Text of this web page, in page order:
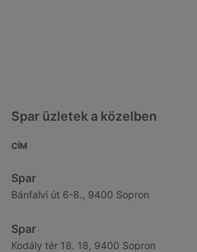
Spar üzletek a közelben
CÍM
Spar
Bánfalvi út 6-8., 9400 Sopron
Spar
Kodály tér 18. 18, 9400 Sopron